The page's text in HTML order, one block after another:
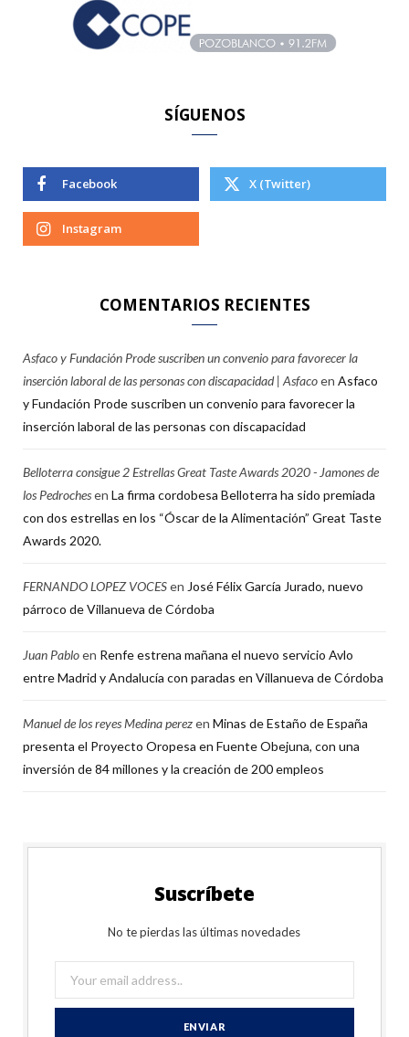
SÍGUENOS
Facebook X (Twitter)
Instagram
COMENTARIOS RECIENTES
Asfaco y Fundación Prode suscriben un convenio para favorecer la
inserción laboral de las personas con discapacidad | Asfacoen Asfaco
y Fundación Prode suscriben un convenio para favorecer la
inserción laboral de las personas con discapacidad
Belloterra consigue 2 Estrellas Great Taste Awards 2020 - Jamones de
los Pedrochesen La firma cordobesa Belloterra ha sido premiada
con dos estrellas en los “Óscar de la Alimentación” Great Taste
Awards 2020.
FERNANDO LOPEZ VOCESen José Félix García Jurado, nuevo
párroco de Villanueva de Córdoba
Juan Pabloen Renfe estrena mañana el nuevo servicio Avlo
entre Madrid y Andalucía con paradas en Villanueva de Córdoba
Manuel de los reyes Medina perezen Minas de Estaño de España
presenta el Proyecto Oropesa en Fuente Obejuna, con una
inversión de 84 millones y la creación de 200 empleos
Suscríbete
No te pierdas las últimas novedades